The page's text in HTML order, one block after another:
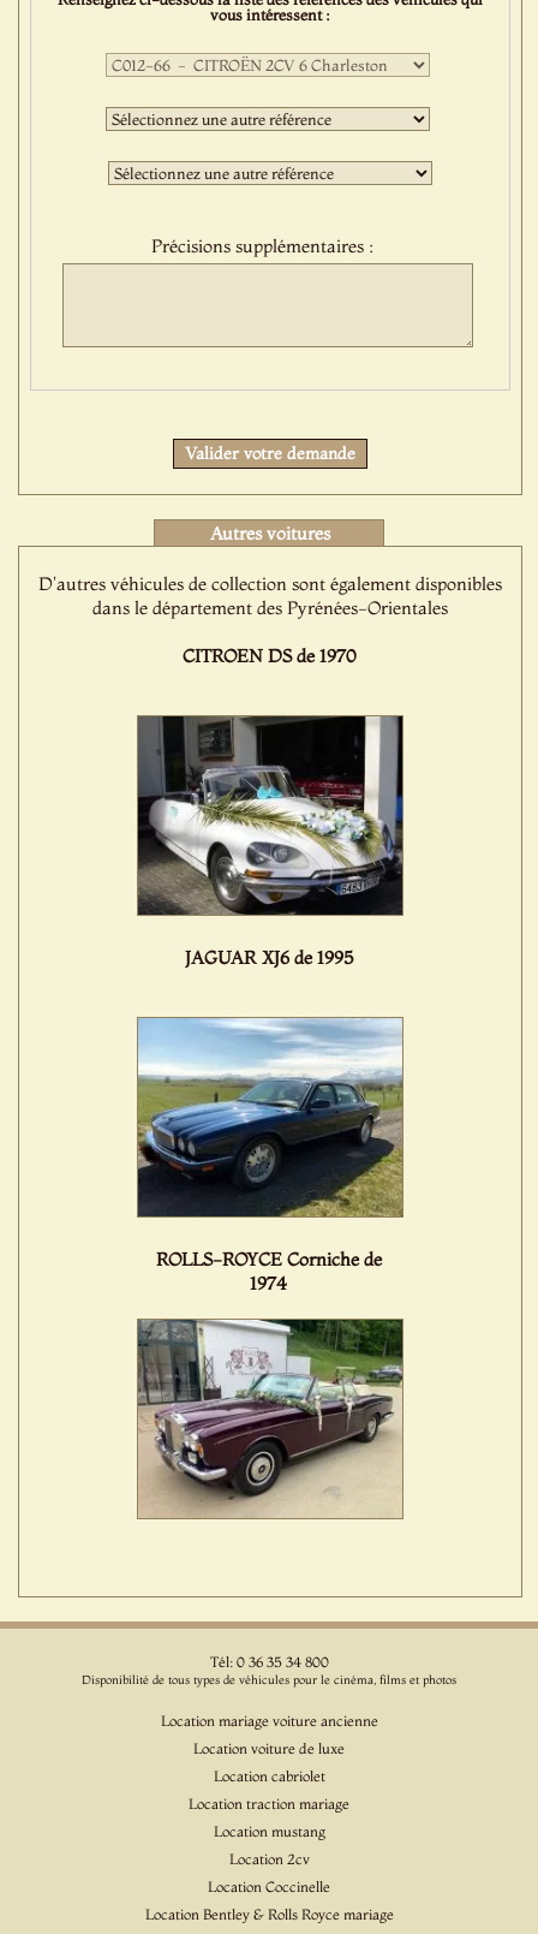
vous intéressent :
Première
sélection
:Deuxième
sélection
:Troisième
sélection
Précisions supplémentaires :
Valider votre demande
Autres voitures
D'autres véhicules de collection sont également disponibles
dans le département des Pyrénées-Orientales
CITROEN DS de 1970
JAGUAR XJ6 de 1995
ROLLS-ROYCE Corniche de
1974
Tél: 0 36 35 34 800
Disponibilité de tous types de véhicules pour le cinéma, films et photos
Location mariage voiture ancienne
Location voiture de luxe
Location cabriolet
Location traction mariage
Location mustang
Location 2cv
Location Coccinelle
Location Bentley & Rolls Royce mariage